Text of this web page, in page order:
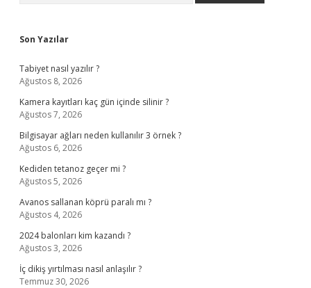
Son Yazılar
Tabiyet nasıl yazılır ?
Ağustos 8, 2026
Kamera kayıtları kaç gün içinde silinir ?
Ağustos 7, 2026
Bilgisayar ağları neden kullanılır 3 örnek ?
Ağustos 6, 2026
Kediden tetanoz geçer mi ?
Ağustos 5, 2026
Avanos sallanan köprü paralı mı ?
Ağustos 4, 2026
2024 balonları kim kazandı ?
Ağustos 3, 2026
İç dikiş yırtılması nasıl anlaşılır ?
Temmuz 30, 2026